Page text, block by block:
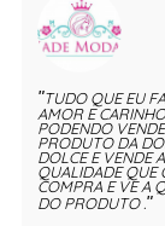
TUDO QUE EU
AMOR E
PODENDO
PRODUTO DA
DOLCE E VENDE A
QUALIDADE QUE
COMPRA E VE A
DO PRODUTO .